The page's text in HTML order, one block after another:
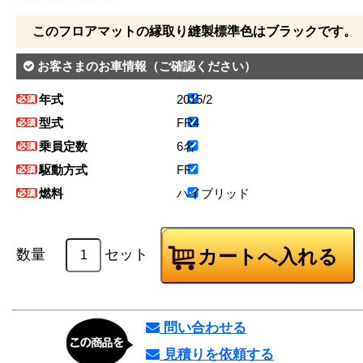
このフロアマットの縁取り縫製標準色はブラックです。
お客さまのお車情報 （ご確認ください）
年式
2015/2
型式
FR4
乗員定数
6名
駆動方式
FF
燃料
ハイブリッド
数量 セット
問い合わせる
見積りを依頼する